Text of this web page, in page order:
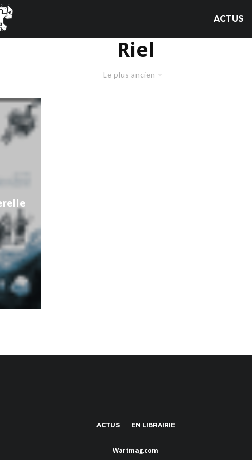
ACTUS
Riel
Le plus ancien
ACTUS EN LIBRAIRIE
Wartmag.com